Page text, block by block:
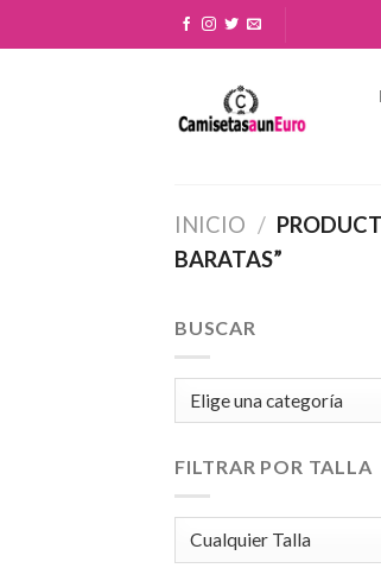
to
INICIO /
BARATAS”
BUSCAR
FILTRAR POR TALLA